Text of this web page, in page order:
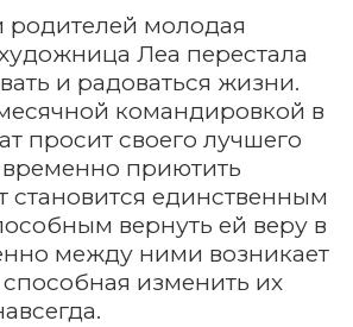
родителей молодая
Леа перестала
и радоваться жизни.
командировкой в
просит своего лучшего
приютить
становится единственным
вернуть ей веру в
между ними возникает
способная изменить их